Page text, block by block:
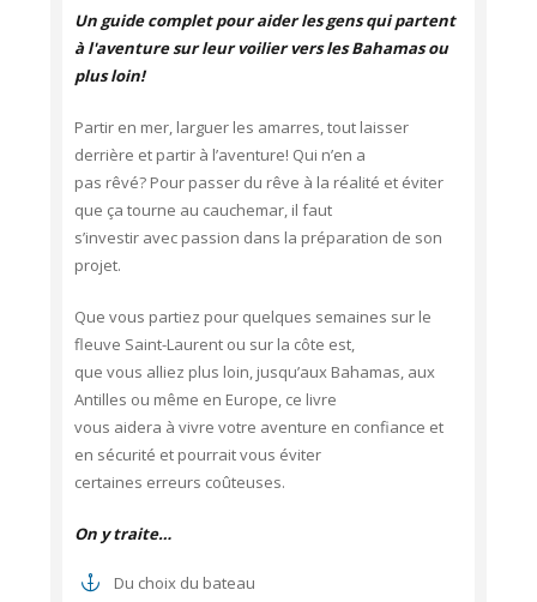
Un guide complet pour aider les gens qui partent
à l'aventure sur leur voilier vers les Bahamas ou
plus loin!
Partir en mer, larguer les amarres, tout laisser
derrière et partir à l’aventure! Qui n’en a
pas rêvé? Pour passer du rêve à la réalité et éviter
que ça tourne au cauchemar, il faut
s’investir avec passion dans la préparation de son
projet.
Que vous partiez pour quelques semaines sur le
fleuve Saint-Laurent ou sur la côte est,
que vous alliez plus loin, jusqu’aux Bahamas, aux
Antilles ou même en Europe, ce livre
vous aidera à vivre votre aventure en confiance et
en sécurité et pourrait vous éviter
certaines erreurs coûteuses.
On y traite…
Du choix du bateau